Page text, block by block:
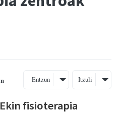
Entzun Itzuli
fisioterapia